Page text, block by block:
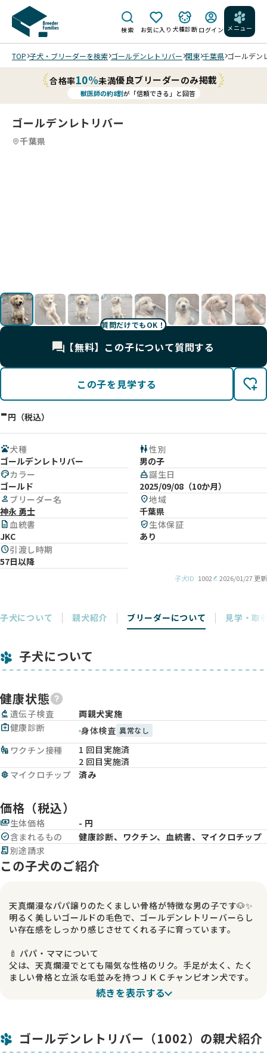
検索 お気に入り 犬種診断 ログイン メニュー
TOP 子犬・ブリーダーを検索 ゴールデンレトリバー 関東 千葉県 ゴールデン
合格率10%未満優良ブリーダーのみ掲載
獣医師の約8割が「信頼できる」と回答
ゴールデンレトリバー
千葉県
質問だけでもOK！
【無料】この子について質問する
この子を見学する
-円（税込）
pets犬種
ゴールデンレトリバー
wc性別
男の子
paletteカラー
ゴールド
cake誕生日
2025/09/08（10か月）
person ブリーダー名
神永 勇士
location_on地域
千葉県
description血統書
JKC
verified_user生体保証
あり
schedule引渡し時期
57日以降
子犬ID 1002 2026/01/27 更新
子犬について 親犬紹介 ブリーダーについて 見学・取
子犬について
健康状態
biotech 遺伝子検査
両親犬実施
medical_services健康診断 身体検査 異常なし
vaccines ワクチン接種
1 回目実施済
2 回目実施済
memory マイクロチップ 済み
価格（税込）
payments生体価格
- 円
check_circle含まれるもの
健康診断、ワクチン、血統書、マイクロチップ
receipt_long 別途請求
この子犬のご紹介
天真爛漫なパパ譲りのたくましい骨格が特徴な男の子です🐶✨
明るく美しいゴールドの毛色で、ゴールデンレトリーバーらし
い存在感をしっかり感じさせてくれる子に育っています。
🍼 パパ・ママについて
父は、天真爛漫でとても陽気な性格のリク。手足が太く、たく
ましい骨格と立派な毛並みを持つＪＫＣチャンピオン犬です。
見た目の良さはもちろん、人懐っこさと明るさが魅力のパパで
さを持ち、人の感情に自然と寄り添ってくれる、本当に心の温
かいママです😊
続きを表示する
ゴールデンレトリバー（1002）の親犬紹介